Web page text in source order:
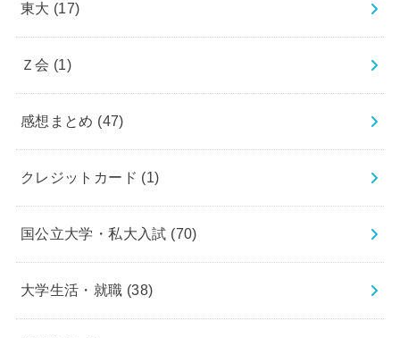
東大 (17)
Ｚ会 (1)
感想まとめ (47)
クレジットカード (1)
国公立大学・私大入試 (70)
大学生活・就職 (38)